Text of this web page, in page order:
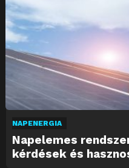
NAPENERGIA
Napelemes
kérdések és